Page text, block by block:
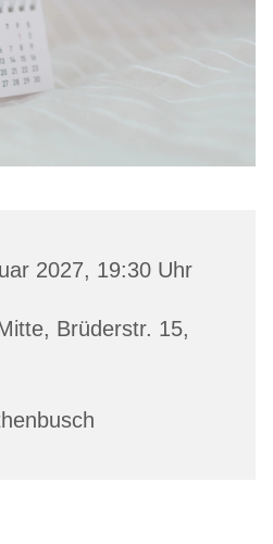
2027, 19:30 Uhr
Brüderstr. 15,